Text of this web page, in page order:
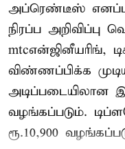
அப்ரெண்டீஸ்
நிரப்ப அறிவிப்பு
mtcஎன்ஜினீயரிங்,
விண்ணப்பிக்க
அடிப்படையிலான
வழங்கப்படும்.
ரூ.10,900